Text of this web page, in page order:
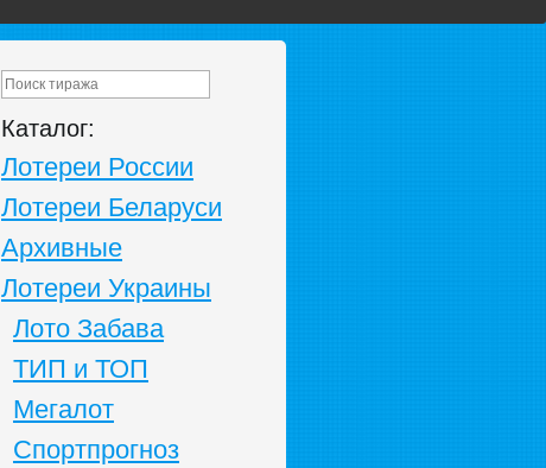
Каталог:
Лотереи России
Лотереи Беларуси
Архивные
Лотереи Украины
Лото Забава
ТИП и ТОП
Мегалот
Спортпрогноз